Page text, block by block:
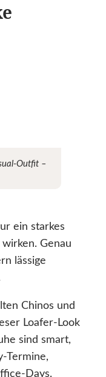
Outfit –
ein starkes
wirken. Genau
lässige
Chinos und
Loafer-Look
sind smart,
Termine,
Days.